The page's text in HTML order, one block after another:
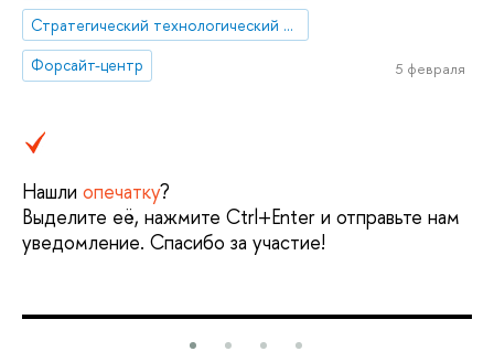
Стратегический технологический проект «Национальный центр социально-экономического и научно-технологического прогнозирования»
Форсайт-центр
5 февраля
Нашли опечатку?
Выделите её, нажмите Ctrl+Enter и отправьте нам
уведомление. Спасибо за участие!